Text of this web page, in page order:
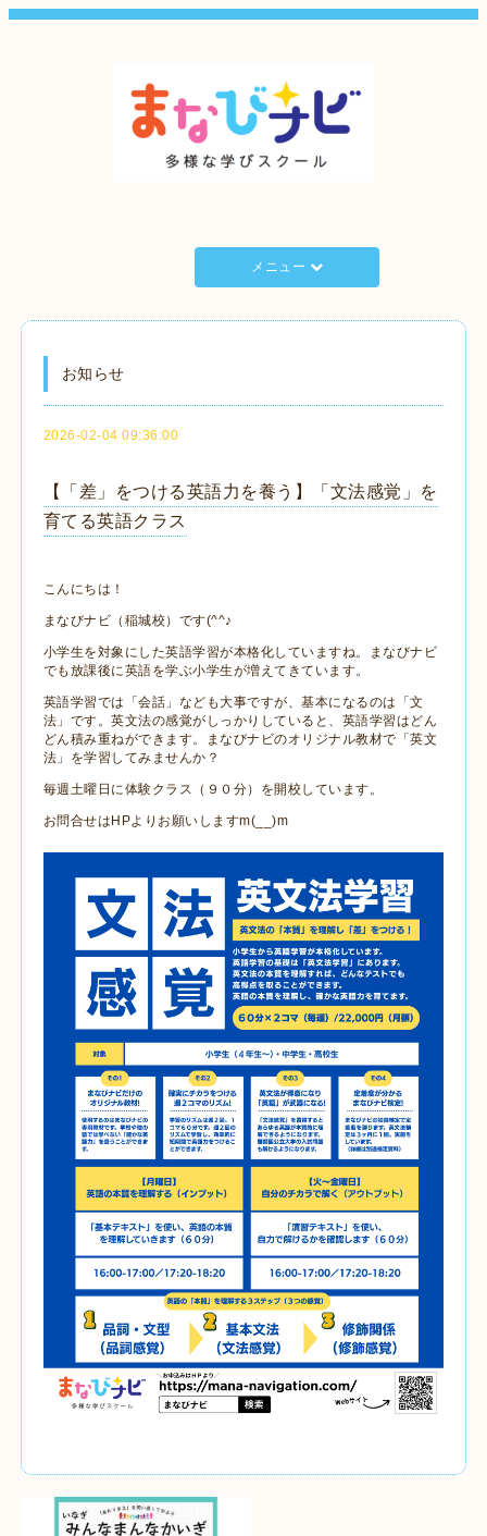
メニュー
お知らせ
2026-02-04 09:36:00
【「差」をつける英語力を養う】「文法感覚」を
育てる英語クラス
こんにちは！
まなびナビ（稲城校）です(^^♪
小学生を対象にした英語学習が本格化していますね。まなびナビ
でも放課後に英語を学ぶ小学生が増えてきています。
英語学習では「会話」なども大事ですが、基本になるのは「文
法」です。英文法の感覚がしっかりしていると、英語学習はどん
どん積み重ねができます。まなびナビのオリジナル教材で「英文
法」を学習してみませんか？
毎週土曜日に体験クラス（９０分）を開校しています。
お問合せはHPよりお願いしますm(__)m